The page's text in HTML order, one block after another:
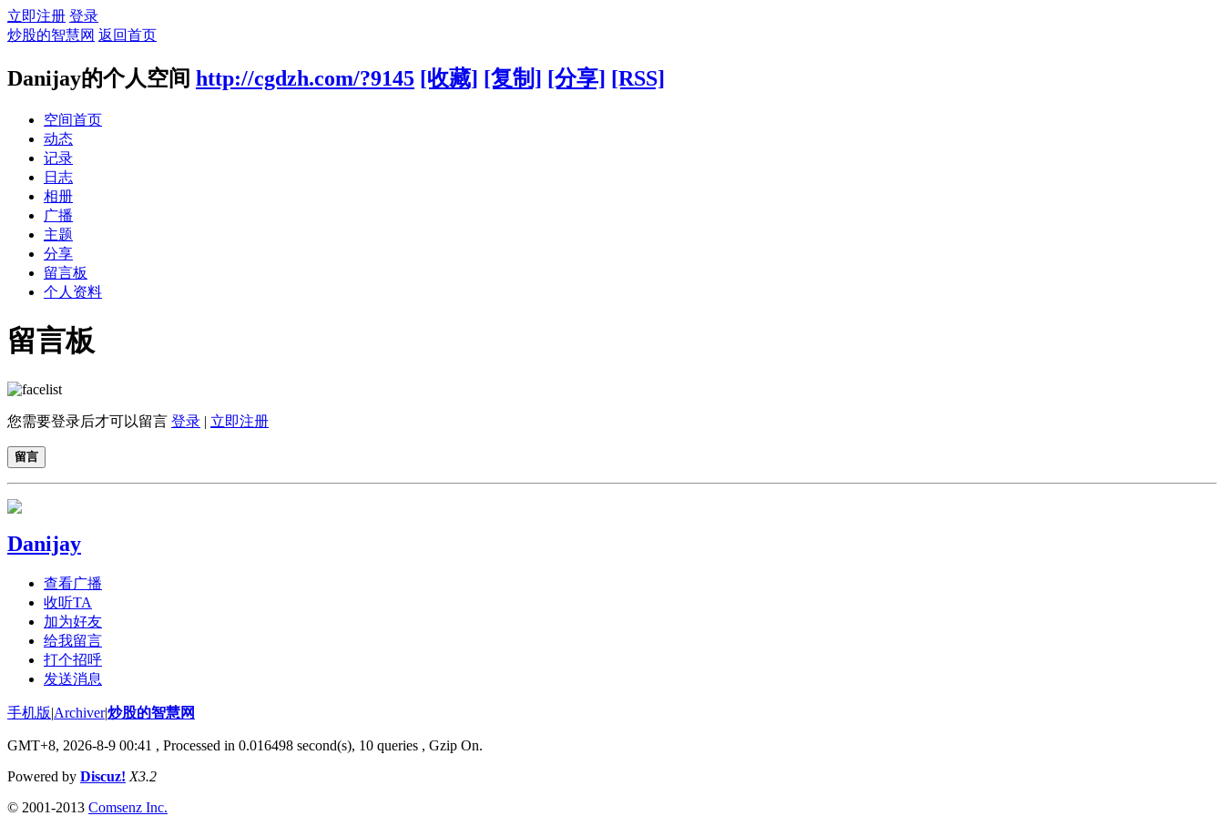
立即注册 登录
炒股的智慧网 返回首页
Danijay的个人空间 http://cgdzh.com/?9145 [收藏] [复制] [分享] [RSS]
空间首页
动态
记录
日志
相册
广播
主题
分享
留言板
个人资料
留言板
您需要登录后才可以留言 登录 | 立即注册
留言
Danijay
查看广播
收听TA
加为好友
给我留言
打个招呼
发送消息
手机版|Archiver|炒股的智慧网
GMT+8, 2026-8-9 00:41 , Processed in 0.016498 second(s), 10 queries , Gzip On.
Powered by Discuz! X3.2
© 2001-2013 Comsenz Inc.